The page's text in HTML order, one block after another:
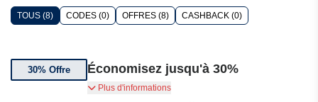
TOUS (8) CODES (0) OFFRES (8) CASHBACK (0)
30% Offre Économisez jusqu'à 30%
Bénéficiez jusqu'à 30% de réduction sur 1
Plus d'informations